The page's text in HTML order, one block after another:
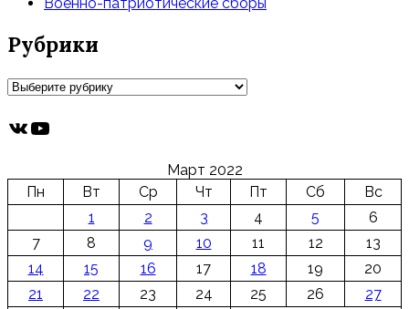
Рубрики
Рубрики
ВКонтакте
YouTube
Март 2022
Пн
Вт Ср Чт Пт Сб
Вс
1
2 3 4 5
6
7
8 9 10 11 12
13
14
15 16 17 18 19
20
21
22 23 24 25 26
27